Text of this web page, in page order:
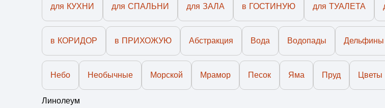
для КУХНИ для СПАЛЬНИ для ЗАЛА в ГОСТИНУЮ для ТУАЛЕТА
в КОРИДОР в ПРИХОЖУЮ Абстракция Вода Водопады Дельфины
Небо Необычные Морской Мрамор Песок Яма Пруд Цветы
Линолеум